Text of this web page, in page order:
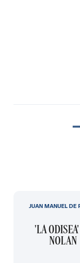
'LA
NOLAN
JUAN MANUEL DE